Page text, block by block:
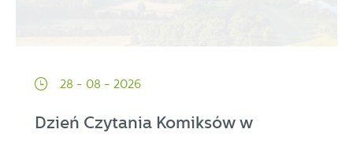
28 - 08 - 2026
Dzień Czytania Komiksów w